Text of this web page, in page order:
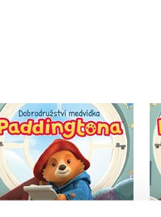
Dobrodružství
medvídka Paddingtona
- První knížka pohádek
Kolektiv